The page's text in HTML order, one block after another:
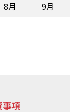
8月 9月
事項